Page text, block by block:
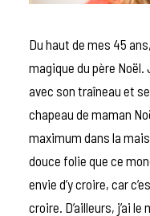
Du haut de mes 45
magique du père Noël.
avec son traîneau et
chapeau de maman
maximum dans la
douce folie que ce
envie d’y croire, car
croire. D’ailleurs, j’ai